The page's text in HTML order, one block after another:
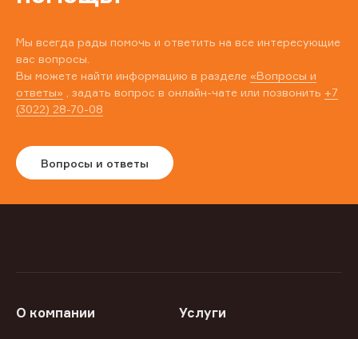
Мы всегда рады помочь и ответить на все интересующие
вас вопросы.
Вы можете найти информацию в разделе «Вопросы и
ответы» , задать вопрос в онлайн-чате или позвонить +7
(3022) 28-70-08
Вопросы и ответы
О компании Услуги